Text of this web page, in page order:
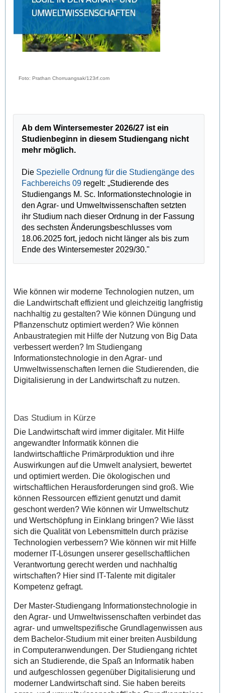
Foto: Prathan Chorruangsak/123rf.com
Ab dem Wintersemester 2026/27 ist ein
Studienbeginn in diesem Studiengang nicht
mehr möglich.
Die Spezielle Ordnung für die Studiengänge des
Fachbereichs 09regelt: „Studierende des
Studiengangs M. Sc. Informationstechnologie in
den Agrar- und Umweltwissenschaften setzten
ihr Studium nach dieser Ordnung in der Fassung
des sechsten Änderungsbeschlusses vom
18.06.2025 fort, jedoch nicht länger als bis zum
Ende des Wintersemester 2029/30."
Wie können wir moderne Technologien nutzen, um
die Landwirtschaft effizient und gleichzeitig langfristig
nachhaltig zu gestalten? Wie können Düngung und
Pflanzenschutz optimiert werden? Wie können
Anbaustrategien mit Hilfe der Nutzung von Big Data
verbessert werden? Im Studiengang
Informationstechnologie in den Agrar- und
Umweltwissenschaften lernen die Studierenden, die
Digitalisierung in der Landwirtschaft zu nutzen.
Das Studium in Kürze
Die Landwirtschaft wird immer digitaler. Mit Hilfe
angewandter Informatik können die
landwirtschaftliche Primärproduktion und ihre
Auswirkungen auf die Umwelt analysiert, bewertet
und optimiert werden. Die ökologischen und
wirtschaftlichen Heraus­forderungen sind groß. Wie
können Ressourcen effizient genutzt und damit
geschont werden? Wie können wir Umweltschutz
und Wertschöpfung in Einklang bringen? Wie lässt
sich die Qualität von Lebensmitteln durch präzise
Technologien verbessern? Wie können wir mit Hilfe
moderner IT-Lösungen unserer gesellschaftlichen
Verantwortung gerecht werden und nachhaltig
wirtschaften? Hier sind IT-Talente mit digitaler
Kompetenz gefragt.
Der Master-Studiengang Informationstechnologie in
den Agrar- und Umweltwissenschaften verbindet das
agrar- und umweltspezifische Grundlagenwissen aus
dem Bachelor-Studium mit einer breiten Ausbildung
in Computeranwendungen. Der Studiengang richtet
sich an Studierende, die Spaß an Informatik haben
und aufgeschlossen gegenüber Digitalisierung und
moderner Landwirtschaft sind. Sie haben bereits